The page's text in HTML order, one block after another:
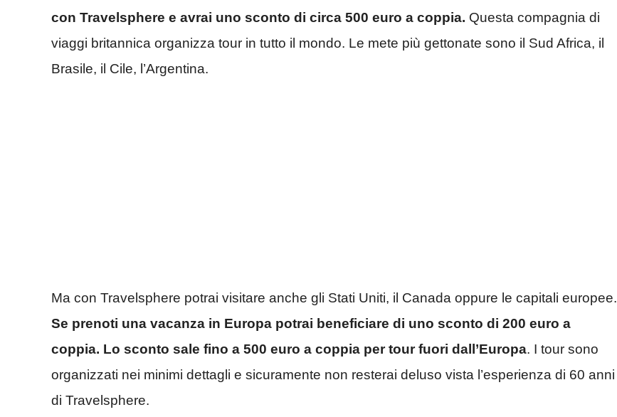
con Travelsphere e avrai uno sconto di circa 500 euro a coppia. Questa compagnia di
viaggi britannica organizza tour in tutto il mondo. Le mete più gettonate sono il Sud Africa, il
Brasile, il Cile, l’Argentina.
Ma con Travelsphere potrai visitare anche gli Stati Uniti, il Canada oppure le capitali europee.
Se prenoti una vacanza in Europa potrai beneficiare di uno sconto di 200 euro a
coppia. Lo sconto sale fino a 500 euro a coppia per tour fuori dall’Europa. I tour sono
organizzati nei minimi dettagli e sicuramente non resterai deluso vista l’esperienza di 60 anni
di Travelsphere.